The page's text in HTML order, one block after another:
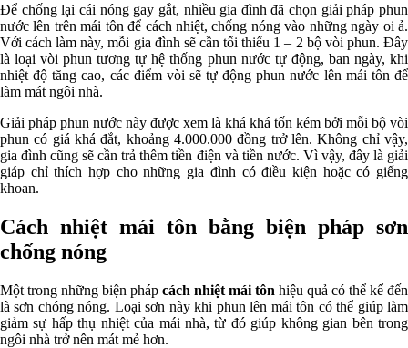
Để chống lại cái nóng gay gắt, nhiều gia đình đã chọn giải pháp phun
nước lên trên mái tôn để cách nhiệt, chống nóng vào những ngày oi ả.
Với cách làm này, mỗi gia đình sẽ cần tối thiểu 1 – 2 bộ vòi phun. Đây
là loại vòi phun tương tự hệ thống phun nước tự động, ban ngày, khi
nhiệt độ tăng cao, các điểm vòi sẽ tự động phun nước lên mái tôn để
làm mát ngôi nhà.
Giải pháp phun nước này được xem là khá khá tốn kém bởi mỗi bộ vòi
phun có giá khá đắt, khoảng 4.000.000 đồng trở lên. Không chỉ vậy,
gia đình cũng sẽ cần trả thêm tiền điện và tiền nước. Vì vậy, đây là giải
giáp chỉ thích hợp cho những gia đình có điều kiện hoặc có giếng
khoan.
Cách nhiệt mái tôn bằng biện pháp sơn
chống nóng
Một trong những biện pháp cách nhiệt mái tôn hiệu quả có thể kể đến
là sơn chóng nóng. Loại sơn này khi phun lên mái tôn có thể giúp làm
giảm sự hấp thụ nhiệt của mái nhà, từ đó giúp không gian bên trong
ngôi nhà trở nên mát mẻ hơn.